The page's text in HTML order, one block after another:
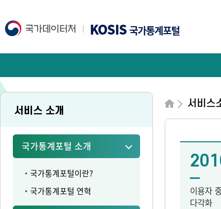
KOSIS국가통계포털
서비스 소개
국가통계포털 소개
국가통계포털이란?
국가통계포털 연혁
서비스
이용자
다각화